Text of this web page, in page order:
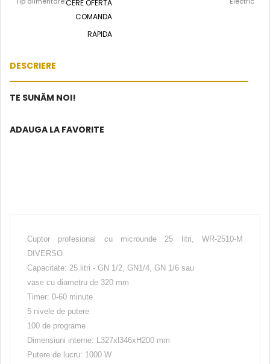
CERE OFERTA
COMANDA
RAPIDA
DESCRIERE
TE SUNĂM NOI!
ADAUGA LA FAVORITE
Cuptor profesional cu microunde 25 litri, WR-2510-M
DIVERSO
Capacitate: 25 litri - GN 1/2, GN1/4, GN 1/6 sau
vase cu diametru de 320 mm
Timer: 0-60 minute
5 nivele de putere
100 de programe
Dimensiuni interne: L327xl346xH200 mm
Putere de lucru: 1000 W